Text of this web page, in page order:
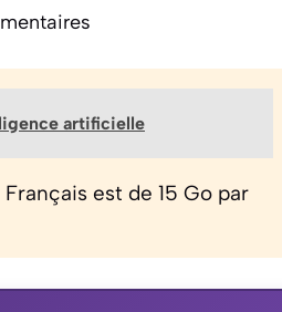
artificielle
est de 15 Go par